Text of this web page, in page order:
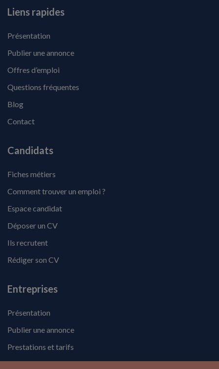
Liens rapides
Présentation
Publier une annonce
Offres d’emploi
Questions fréquentes
Blog
Contact
Candidats
Fiches métiers
Comment trouver un emploi ?
Espace candidat
Déposer un CV
Ils recrutent
Rédiger son CV
Entreprises
Présentation
Publier une annonce
Prestations et tarifs